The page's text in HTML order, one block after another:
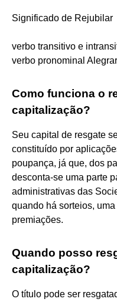
Significado de Rejubilar
verbo transitivo e
verbo pronominal
Como funciona o
capitalização?
Seu capital de resgate
constituído por
poupança, já que, dos
desconta-se uma parte
administrativas das
quando há sorteios,
premiações.
Quando posso
capitalização?
O título pode ser